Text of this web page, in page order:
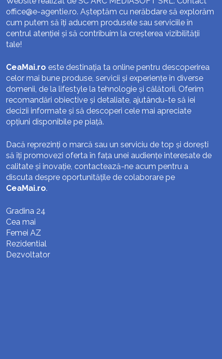
office@e-agentie.ro. Așteptăm cu nerăbdare să explorăm
cum putem să îți aducem produsele sau serviciile în
centrul atenției și să contribuim la creșterea vizibilității
tale!
CeaMai.ro este destinația ta online pentru descoperirea
celor mai bune produse, servicii și experiențe în diverse
domenii, de la lifestyle la tehnologie și călătorii. Oferim
recomandări obiective și detaliate, ajutându-te să iei
decizii informate și să descoperi cele mai apreciate
opțiuni disponibile pe piață.
Dacă reprezinți o marcă sau un serviciu de top și dorești
să îți promovezi oferta în fața unei audiențe interesate de
calitate și inovație, contactează-ne acum pentru a
discuta despre oportunitățile de colaborare pe
CeaMai.ro.
Gradina 24
Cea mai
Femei AZ
Rezidential
Dezvoltator